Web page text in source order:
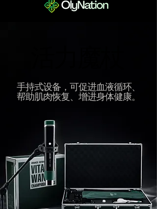
手持式设备，可促进血液循环、
帮助肌肉恢复、增进身体健康。